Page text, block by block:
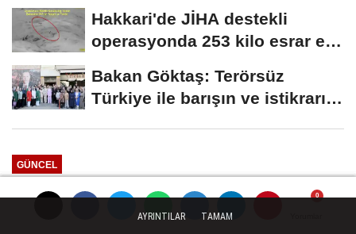
Hakkari'de JİHA destekli
operasyonda 253 kilo esrar ele
Bakan Göktaş: Terörsüz
Türkiye ile barışın ve istikrarın
GÜNCEL
İstanbul sağanak teyakkuzunda
AYRINTILAR TAMAM